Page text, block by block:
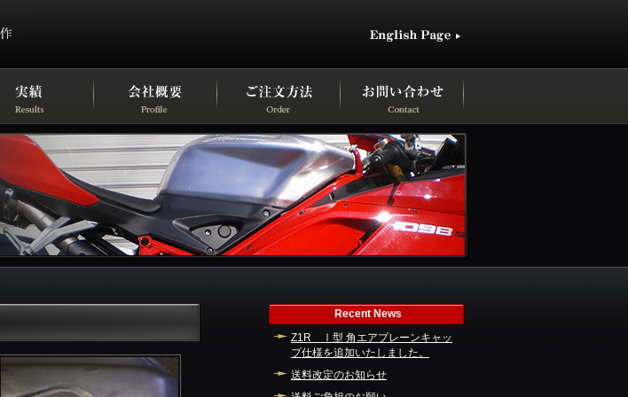
Recent News
Z1R Ⅰ型 角エアプレーンキャッ
プ仕様を追加いたしました。
送料改定のお知らせ